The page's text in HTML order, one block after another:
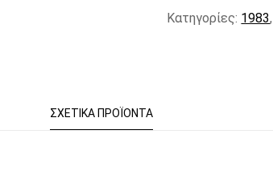
Κατηγορίες: 1983,
ΣΧΕΤΙΚΆ ΠΡΟΪΌΝΤΑ